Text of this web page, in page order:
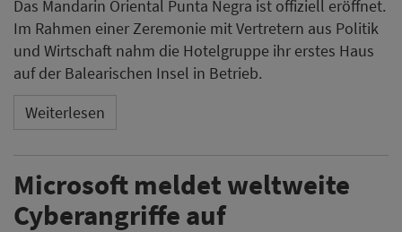
Das Mandarin Oriental Punta Negra ist offiziell eröffnet.
Im Rahmen einer Zeremonie mit Vertretern aus Politik
und Wirtschaft nahm die Hotelgruppe ihr erstes Haus
auf der Balearischen Insel in Betrieb.
Weiterlesen
Microsoft meldet weltweite
Cyberangriffe auf